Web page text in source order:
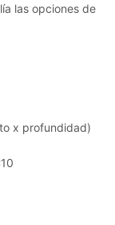
las opciones de
x profundidad)